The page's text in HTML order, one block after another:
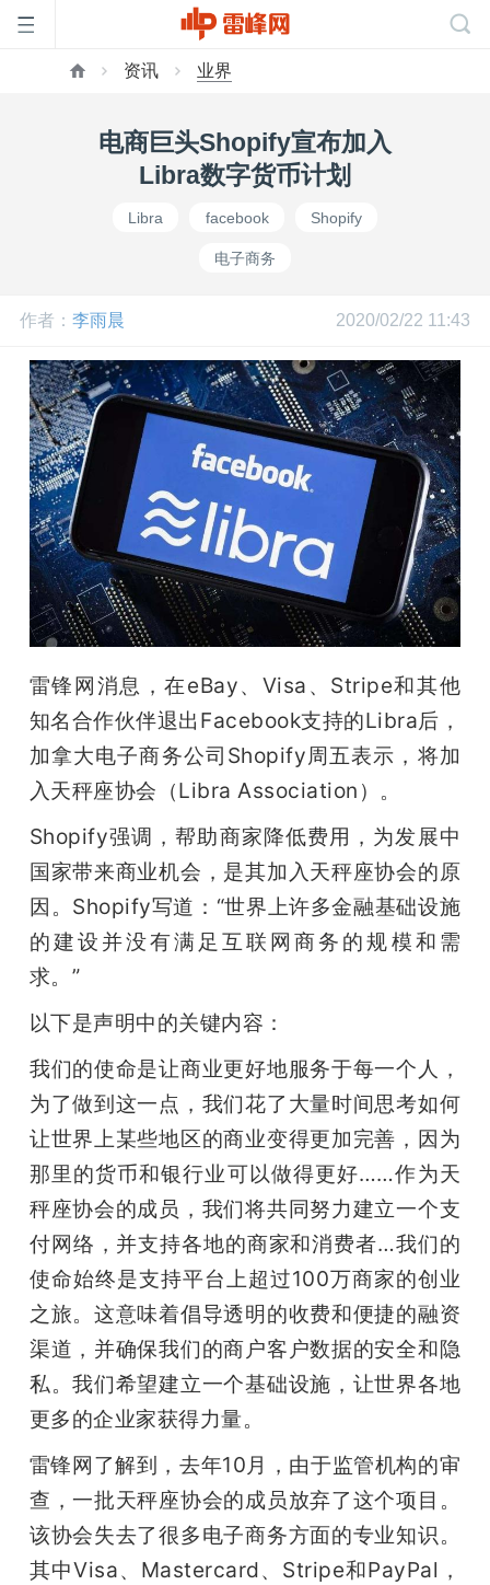
网
公
开
课
活
动
中
GAIR
专
题
爱
搞
机
资讯 业界
电商巨头Shopify宣布加入
Libra数字货币计划
Libra facebook Shopify
电子商务
作者： 李雨晨 2020/02/22 11:43
雷锋网消息，在eBay、Visa、Stripe和其他
知名合作伙伴退出Facebook支持的Libra后，
加拿大电子商务公司Shopify周五表示，将加
入天秤座协会（Libra Association）。
Shopify强调，帮助商家降低费用，为发展中
国家带来商业机会，是其加入天秤座协会的原
因。Shopify写道：“世界上许多金融基础设施
的建设并没有满足互联网商务的规模和需
求。”
以下是声明中的关键内容：
我们的使命是让商业更好地服务于每一个人，
为了做到这一点，我们花了大量时间思考如何
让世界上某些地区的商业变得更加完善，因为
那里的货币和银行业可以做得更好……作为天
秤座协会的成员，我们将共同努力建立一个支
付网络，并支持各地的商家和消费者…我们的
使命始终是支持平台上超过100万商家的创业
之旅。这意味着倡导透明的收费和便捷的融资
渠道，并确保我们的商户客户数据的安全和隐
私。我们希望建立一个基础设施，让世界各地
更多的企业家获得力量。
雷锋网了解到，去年10月，由于监管机构的审
查，一批天秤座协会的成员放弃了这个项目。
该协会失去了很多电子商务方面的专业知识。
其中Visa、Mastercard、Stripe和PayPal，